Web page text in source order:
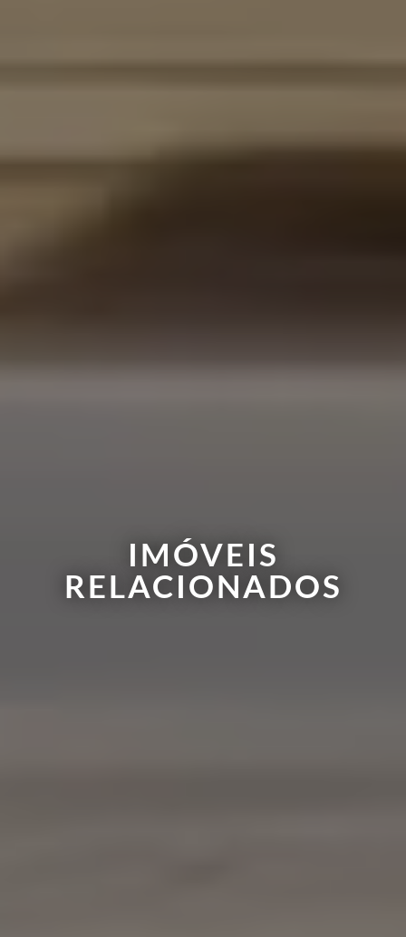
IMÓVEIS
RELACIONADOS